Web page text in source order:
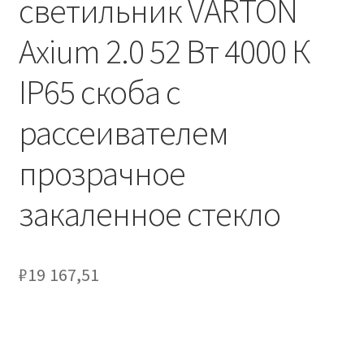
Сертификаты
Таблица выбора вводного щитка
светильник VARTON
Axium 2.0 52 Вт 4000 К
IP65 скоба с
рассеивателем
прозрачное
закаленное стекло
₽19 167,51